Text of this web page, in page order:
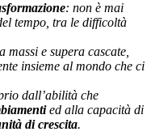
: non è mai
tempo, tra le difficoltà
e supera cascate,
insieme al mondo che ci
dall’abilità che
ed alla capacità di
di crescita.